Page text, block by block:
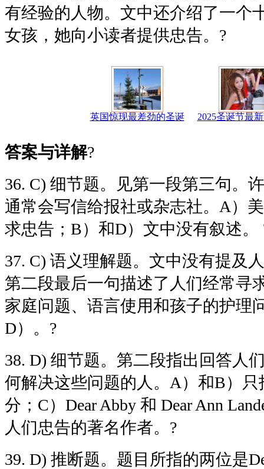
有经验的人物。文中还介绍了一个
女孩，她向小读者提供忠告。?
英国惊现最差劲的圣诞 2025圣诞节最
答案与详解?
36. C) 细节题。见第一段第三句。
通常会写信给报社或杂志社。 A）
求忠告； B）和D）文中没有叙述。
37. C) 语义理解题。文中没有提及
第二段最后一句描述了人们经常寻
家庭问题、语言使用和孩子的护理
D）。?
38. D) 细节题。第二段指出回答人
何解决这些问题的人。 A）和B）
分； C） Dear Abby 和 Dear Ann
人们忠告的著名作者。?
39. D) 推断题。题目所指的两位是